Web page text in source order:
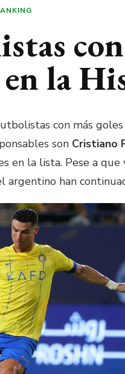
la
con más
son Cristiano
en la lista. Pese a
argentino han